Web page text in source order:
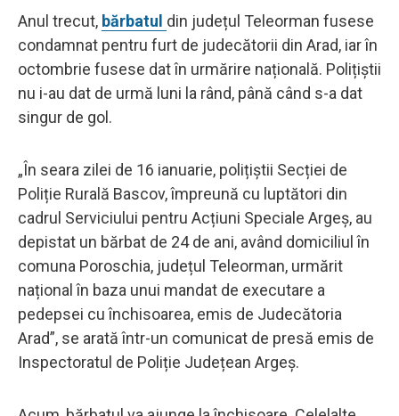
Anul trecut, bărbatul din județul Teleorman fusese
condamnat pentru furt de judecătorii din Arad, iar în
octombrie fusese dat în urmărire națională. Polițiștii
nu i-au dat de urmă luni la rând, până când s-a dat
singur de gol.
„În seara zilei de 16 ianuarie, polițiștii Secției de
Poliție Rurală Bascov, împreună cu luptători din
cadrul Serviciului pentru Acțiuni Speciale Argeș, au
depistat un bărbat de 24 de ani, având domiciliul în
comuna Poroschia, județul Teleorman, urmărit
național în baza unui mandat de executare a
pedepsei cu închisoarea, emis de Judecătoria
Arad”, se arată într-un comunicat de presă emis de
Inspectoratul de Poliție Județean Argeș.